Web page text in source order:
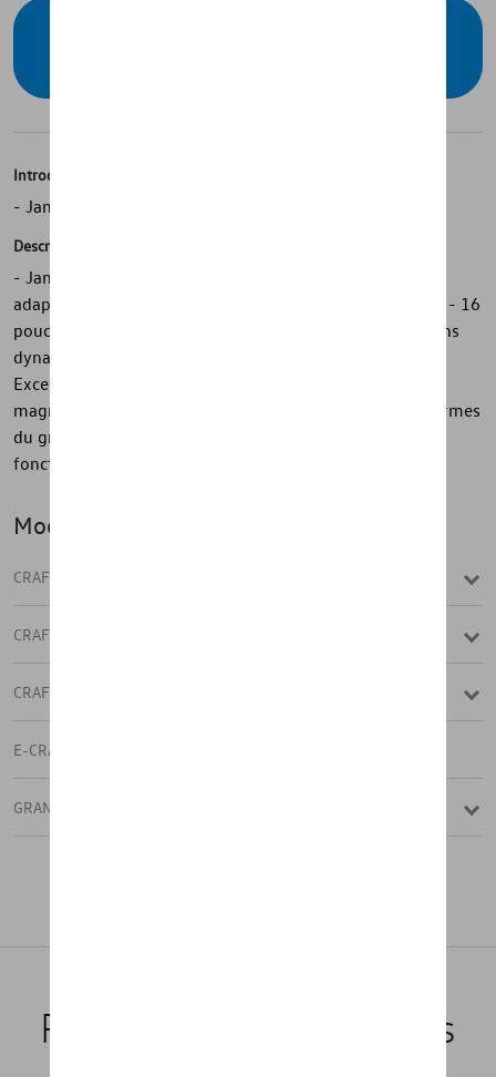
Introduction
- Jante en alliage Volkswagen d'origine
Description
- Jante en alliage Volkswagen d'origine - Spécialement
adaptée à une utilisation dans des conditions hivernales - 16
pouces - "Brest" en argent brillant - Conception de rayons
dynamique - Technique de moulage sophistiquée -
Excellente finition - Mélange premium d'aluminium, de
magnésium et de silicium - Conçu selon Volkswagen Normes
du groupe - Pour un haut niveau de sécurité et de
fonctionnalité
Modèle(s)
CRAFTER CHÂSSIS
CRAFTER FOURGON
CRAFTER PICK-UP
E-CRAFTER
GRAND CALIFORNIA
Produits recommandés